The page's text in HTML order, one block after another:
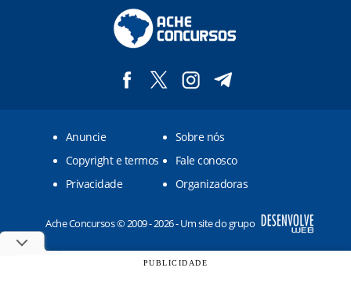
Anuncie
Sobre nós
Copyright e termos
Fale conosco
Privacidade
Organizadoras
Ache Concursos © 2009 - 2026 - Um site do grupo
PUBLICIDADE